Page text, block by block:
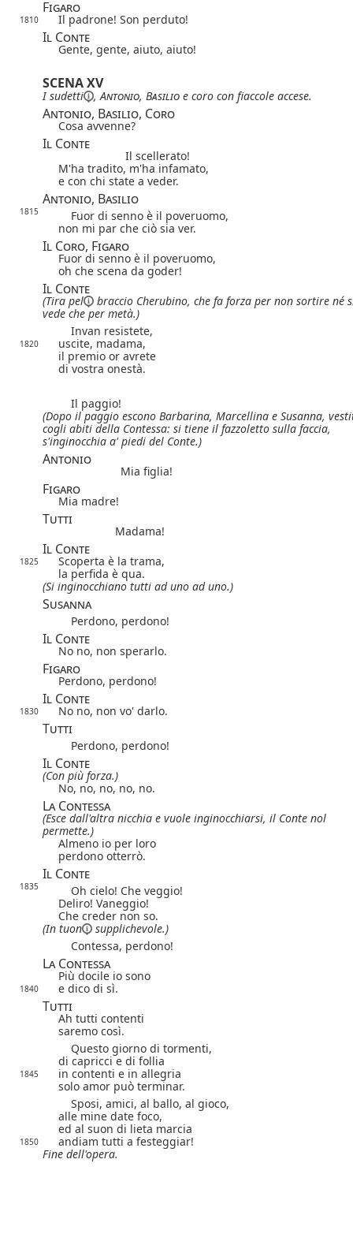
Figaro
1810 Il padrone! Son perduto!
Il Conte
Gente, gente, aiuto, aiuto!
SCENA XV
Isudetti , Antonio, Basilio e coro con fiaccole accese.
Antonio, Basilio, Coro
Cosa avvenne?
Il Conte
Il scellerato!
M'ha tradito, m'ha infamato,
e con chi state a veder.
Antonio, Basilio
1815
Fuor di senno è il poveruomo,
non mi par che ciò sia ver.
Il Coro, Figaro
Fuor di senno è il poveruomo,
oh che scena da goder!
Il Conte
(Tira pel
braccio Cherubino, che fa forza per non sortire né
vede che per metà.)
Invan resistete,
1820
uscite, madama,
il premio or avrete
di vostra onestà.
Il paggio!
(Dopo il paggio escono Barbarina, Marcellina e Susanna,
cogli abiti della Contessa: si tiene il fazzoletto sulla faccia,
s'inginocchia a' piedi del Conte.)
Antonio
Mia figlia!
Figaro
Mia madre!
Tutti
Madama!
Il Conte
1825
Scoperta è la trama,
la perfida è qua.
(Si inginocchiano tutti ad uno ad uno.)
Susanna
Perdono, perdono!
Il Conte
No no, non sperarlo.
Figaro
Perdono, perdono!
Il Conte
1830 No no, non vo' darlo.
Tutti
Perdono, perdono!
Il Conte
(Con più forza.)
No, no, no, no, no.
La Contessa
(Esce dall'altra nicchia e vuole inginocchiarsi, il Conte nol
permette.)
Almeno io per loro
perdono otterrò.
Il Conte
1835
Oh cielo! Che veggio!
Deliro! Vaneggio!
Che creder non so.
(In tuon
supplichevole.)
Contessa, perdono!
La Contessa
Più docile io sono
1840 e dico di sì.
Tutti
Ah tutti contenti
saremo così.
Questo giorno di tormenti,
di capricci e di follia
1845
in contenti e in allegria
solo amor può terminar.
Sposi, amici, al ballo, al gioco,
alle mine date foco,
ed al suon di lieta marcia
1850
andiam tutti a festeggiar!
Fine dell'opera.